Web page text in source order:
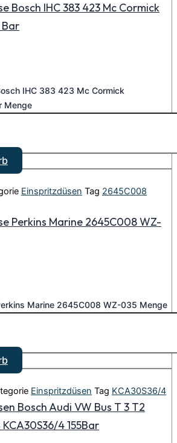
Bosch IHC 383 423 Mc Cormick
Bar
IHC 383 423 Mc Cormick
Menge
Einspritzdüsen Tag 2645C008
Perkins Marine 2645C008 WZ-
Marine 2645C008 WZ-035 Menge
Einspritzdüsen Tag KCA30S36/4
Bosch Audi VW Bus T 3 T2
4 155Bar